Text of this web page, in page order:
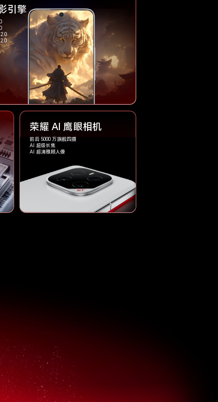
引擎
荣耀 AI 鹰眼相机
前后 5000 万旗舰四摄
AI 超级长焦
AI 超清雅顾人像